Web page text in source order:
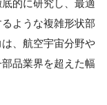
的に研究し、最適
ような複雑形状部
、航空宇宙分野や
品業界を超えた幅